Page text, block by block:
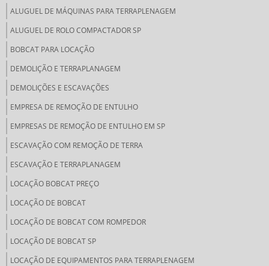
ALUGUEL DE MÁQUINAS PARA TERRAPLENAGEM
ALUGUEL DE ROLO COMPACTADOR SP
BOBCAT PARA LOCAÇÃO
DEMOLIÇÃO E TERRAPLANAGEM
DEMOLIÇÕES E ESCAVAÇÕES
EMPRESA DE REMOÇÃO DE ENTULHO
EMPRESAS DE REMOÇÃO DE ENTULHO EM SP
ESCAVAÇÃO COM REMOÇÃO DE TERRA
ESCAVAÇÃO E TERRAPLANAGEM
LOCAÇÃO BOBCAT PREÇO
LOCAÇÃO DE BOBCAT
LOCAÇÃO DE BOBCAT COM ROMPEDOR
LOCAÇÃO DE BOBCAT SP
LOCAÇÃO DE EQUIPAMENTOS PARA TERRAPLENAGEM